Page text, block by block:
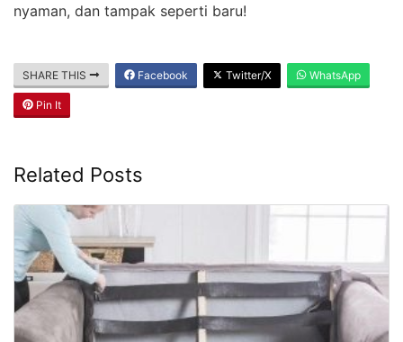
nyaman, dan tampak seperti baru!
SHARE THIS Facebook Twitter/X WhatsApp
Pin It
Related Posts